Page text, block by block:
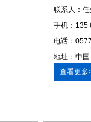
联系人：任
手机：135
电话：
地址：中
四楼
查看更多